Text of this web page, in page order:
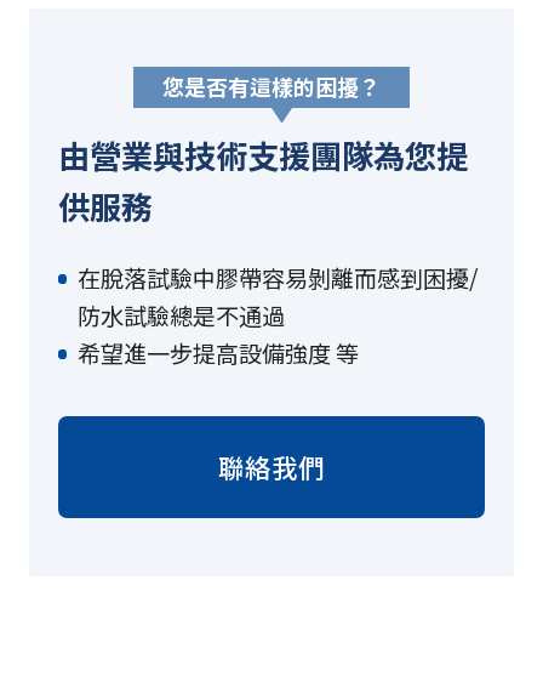
您是否有這樣的困擾？
由營業與技術支援團隊為您提
供服務
在脫落試驗中膠帶容易剝離而感到困擾/
防水試驗總是不通過
希望進一步提高設備強度 等
聯絡我們